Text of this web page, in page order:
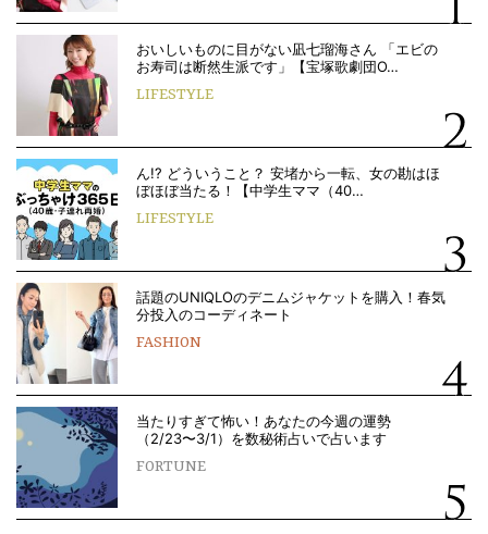
おいしいものに目がない凪七瑠海さん 「エビの
お寿司は断然生派です」【宝塚歌劇団O…
LIFESTYLE
ん!? どういうこと？ 安堵から一転、女の勘はほ
ぼほぼ当たる！【中学生ママ（40…
LIFESTYLE
話題のUNIQLOのデニムジャケットを購入！春気
分投入のコーディネート
FASHION
当たりすぎて怖い！あなたの今週の運勢
（2/23〜3/1）を数秘術占いで占います
FORTUNE